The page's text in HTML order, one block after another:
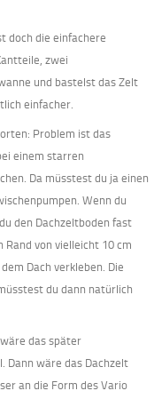
doch die einfachere
zwei
und bastelst das Zelt
einfacher.
Problem ist das
einem starren
Da müsstest du ja einen
Wenn du
den Dachzeltboden fast
von vielleicht 10 cm
Dach verkleben. Die
du dann natürlich
das später
Dann wäre das Dachzelt
an die Form des Vario